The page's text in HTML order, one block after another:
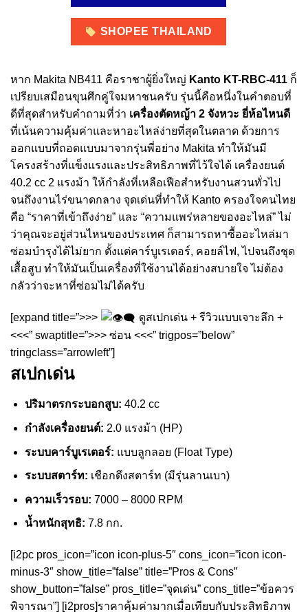
SHOPEE THAILAND
หาก Makita NB411 คือราชาผู้ยิ่งใหญ่ Kanto KT-RBC-411 ก็
เปรียบเสมือนขุนศึกคู่ใจมหาชนครับ รุ่นนี้คือหนึ่งในคำตอบที่
ดีที่สุดสำหรับคำถามที่ว่า เครื่องตัดหญ้า 2 จังหวะ ยี่ห้อไหนดี
ที่เน้นความคุ้มค่าและหาอะไหล่ง่ายที่สุดในตลาด ด้วยการ
ออกแบบที่ถอดแบบมาจากรุ่นพี่อย่าง Makita ทำให้มันมี
โครงสร้างที่แข็งแรงและประสิทธิภาพที่ไว้ใจได้ เครื่องยนต์
40.2 cc 2 แรงม้า ให้กำลังที่เหลือเฟือสำหรับงานสวนทั่วไป
จนถึงงานไร่ขนาดกลาง จุดเด่นที่ทำให้ Kanto ครองใจคนไทย
คือ “ราคาที่เข้าถึงง่าย” และ “ความแพร่หลายของอะไหล่” ไม่
ว่าคุณจะอยู่ส่วนไหนของประเทศ ก็สามารถหาซื้ออะไหล่มา
ซ่อมบำรุงได้ไม่ยาก ตั้งแต่คาร์บูเรเตอร์, คอยล์ไฟ, ไปจนถึงชุด
เสื้อสูบ ทำให้มันเป็นเครื่องที่ใช้งานได้อย่างสบายใจ ไม่ต้อง
กลัวว่าจะหาที่ซ่อมไม่ได้ครับ
[expand title=”>>>
ดูสเปกเด่น + รีวิวแบบเจาะลึก +
<<<” swaptitle=”>>> ซ่อน <<<” trigpos=”below”
tringclass=”arrowleft”]
สเปกเด่น
ปริมาตรกระบอกสูบ: 40.2 cc
กำลังเครื่องยนต์: 2.0 แรงม้า (HP)
ระบบคาร์บูเรเตอร์: แบบลูกลอย (Float Type)
ระบบสตาร์ท: เชือกดึงสตาร์ท (มีรุ่นลานเบา)
ความเร็วรอบ: 7000 – 8000 RPM
น้ำหนักสุทธิ: 7.8 กก.
[i2pc pros_icon=”icon icon-plus-5″ cons_icon=”icon icon-
minus-3″ show_title=”false” title=”Pros & Cons”
show_button=”false” pros_title=”จุดเด่น” cons_title=”ข้อควร
พิจารณา”] [i2pros]ราคาคุ้มค่ามากเมื่อเทียบกับประสิทธิภาพ